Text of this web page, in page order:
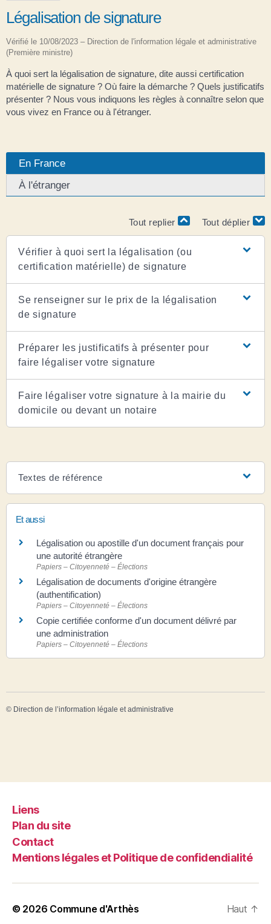
Légalisation de signature
Vérifié le 10/08/2023 – Direction de l'information légale et administrative
(Première ministre)
À quoi sert la légalisation de signature, dite aussi certification
matérielle de signature ? Où faire la démarche ? Quels justificatifs
présenter ? Nous vous indiquons les règles à connaître selon que
vous vivez en France ou à l'étranger.
En France
À l'étranger
Tout replier Tout déplier
Vérifier à quoi sert la légalisation (ou
certification matérielle) de signature
Se renseigner sur le prix de la légalisation
de signature
Préparer les justificatifs à présenter pour
faire légaliser votre signature
Faire légaliser votre signature à la mairie du
domicile ou devant un notaire
Textes de référence
Et aussi
Légalisation ou apostille d'un document français pour
une autorité étrangère
Papiers – Citoyenneté – Élections
Légalisation de documents d'origine étrangère
(authentification)
Papiers – Citoyenneté – Élections
Copie certifiée conforme d'un document délivré par
une administration
Papiers – Citoyenneté – Élections
© Direction de l’information légale et administrative
Liens
Plan du site
Contact
Mentions légales et Politique de confidendialité
© 2026 Commune d'Arthès Haut ↑